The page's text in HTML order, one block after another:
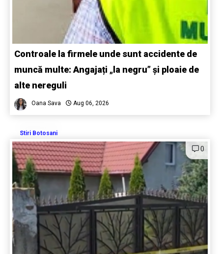
Controale la firmele unde sunt accidente de
muncă multe: Angajați „la negru” și ploaie de
alte nereguli
Oana Sava Aug 06, 2026
Stiri Botosani
0